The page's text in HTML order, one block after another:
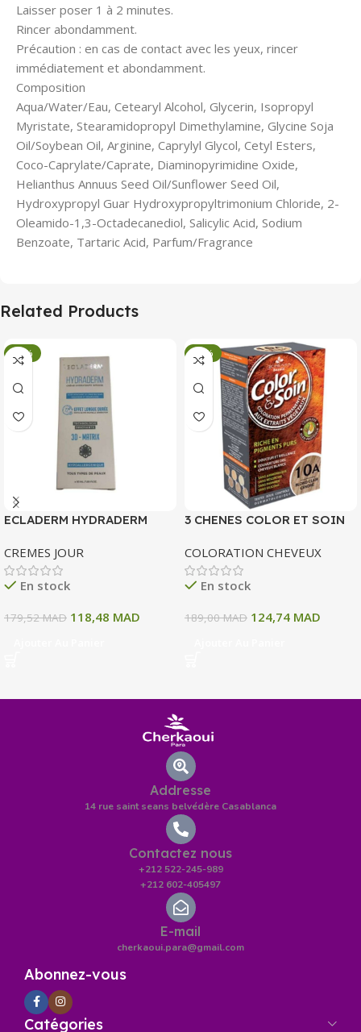
Laisser poser 1 à 2 minutes.
Rincer abondamment.
Précaution : en cas de contact avec les yeux, rincer
immédiatement et abondamment.
Composition
Aqua/Water/Eau, Cetearyl Alcohol, Glycerin, Isopropyl
Myristate, Stearamidopropyl Dimethylamine, Glycine Soja
Oil/Soybean Oil, Arginine, Caprylyl Glycol, Cetyl Esters,
Coco-Caprylate/Caprate, Diaminopyrimidine Oxide,
Helianthus Annuus Seed Oil/Sunflower Seed Oil,
Hydroxypropyl Guar Hydroxypropyltrimonium Chloride, 2-
Oleamido-1,3-Octadecanediol, Salicylic Acid, Sodium
Benzoate, Tartaric Acid, Parfum/Fragrance
Related Products
-34%
ECLADERM HYDRADERM
INTENSE 72H 50 ML
CREMES JOUR
En stock
179,52MAD 118,48 MAD
-34%
3 CHENES COLOR ET SOIN
10 A BLOND CLAIR CENDRE
135 ML
COLORATION CHEVEUX
En stock
189,00MAD 124,74 MAD
Addresse
14 rue saint seans belvédère Casablanca
Contactez nous
+212 522-245-989
+212 602-405497
E-mail
cherkaoui.para@gmail.com
Abonnez-vous
Catégories